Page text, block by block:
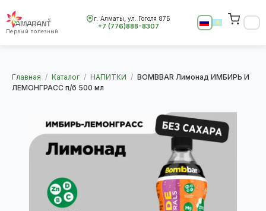
Первый полезный
г. Алматы, ул. Гоголя 87Б
+7 (776)888-8307
Главная / Каталог / НАПИТКИ / BOMBBAR Лимонад ИМБИРЬ И
ЛЕМОНГРАСС п/б 500 мл